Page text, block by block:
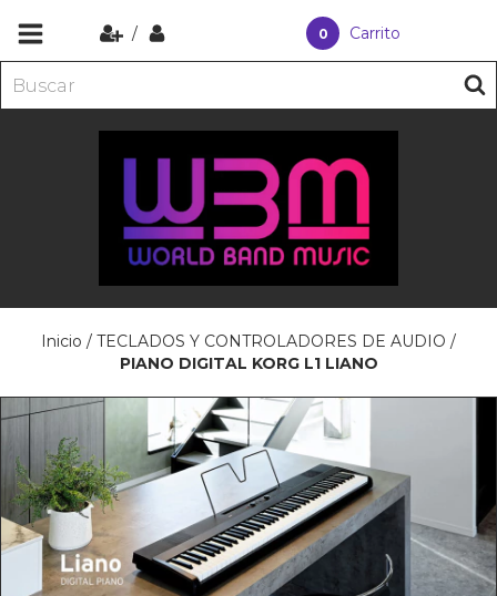
/ 0 Carrito
Inicio / TECLADOS Y CONTROLADORES DE AUDIO /
PIANO DIGITAL KORG L1 LIANO